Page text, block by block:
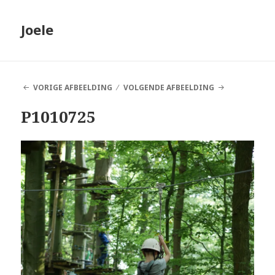
Joele
VORIGE AFBEELDING VOLGENDE AFBEELDING
P1010725